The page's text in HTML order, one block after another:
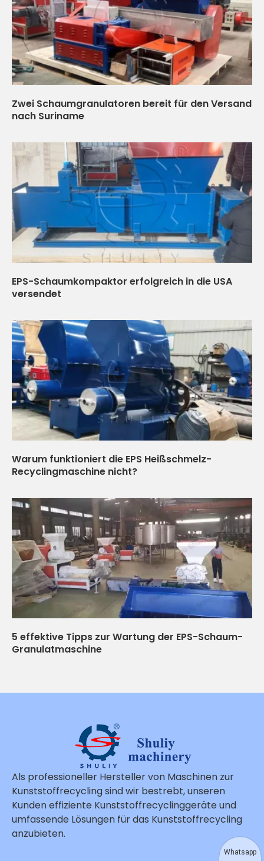
Zwei Schaumgranulatoren bereit für den Versand
nach Suriname
EPS-Schaumkompaktor erfolgreich in die USA
versendet
Warum funktioniert die EPS Heißschmelz-
Recyclingmaschine nicht?
5 effektive Tipps zur Wartung der EPS-Schaum-
Granulatmaschine
Als professioneller Hersteller von Maschinen zur
Kunststoffrecycling sind wir bestrebt, unseren
Kunden effiziente Kunststoffrecyclinggeräte und
umfassende Lösungen für das Kunststoffrecycling
anzubieten.
Whatsapp